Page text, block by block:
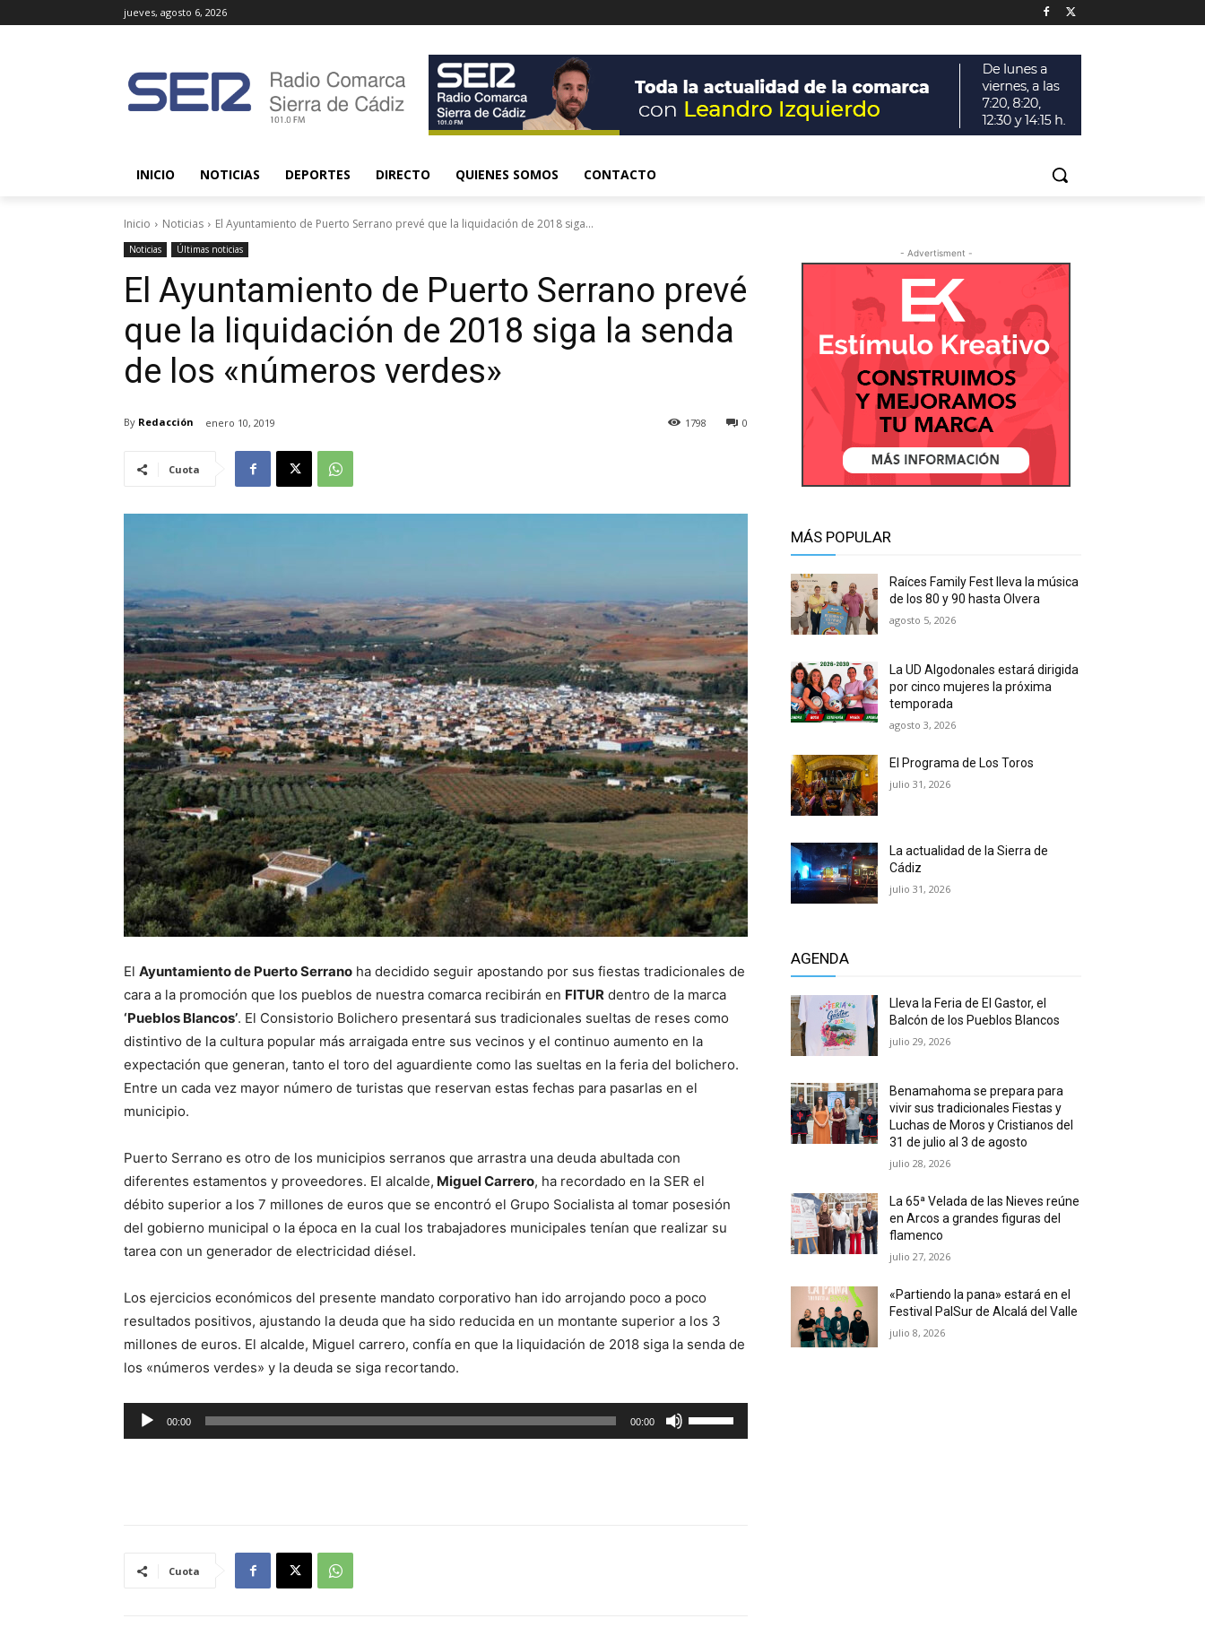
jueves, agosto 6, 2026
INICIO NOTICIAS DEPORTES DIRECTO QUIENES SOMOS CONTACTO
Inicio Noticias El Ayuntamiento de Puerto Serrano prevé que la liquidación de 2018 siga...
Noticias Últimas noticias
El Ayuntamiento de Puerto Serrano prevé
que la liquidación de 2018 siga la senda
de los «números verdes»
By Redacción enero 10, 2019 0
1798
Cuota
El Ayuntamiento de Puerto Serrano ha decidido seguir apostando por sus fiestas tradicionales de
cara a la promoción que los pueblos de nuestra comarca recibirán en FITUR dentro de la marca
‘Pueblos Blancos’. El Consistorio Bolichero presentará sus tradicionales sueltas de reses como
distintivo de la cultura popular más arraigada entre sus vecinos y el continuo aumento en la
expectación que generan, tanto el toro del aguardiente como las sueltas en la feria del bolichero.
Entre un cada vez mayor número de turistas que reservan estas fechas para pasarlas en el
municipio.
Puerto Serrano es otro de los municipios serranos que arrastra una deuda abultada con
diferentes estamentos y proveedores. El alcalde, Miguel Carrero, ha recordado en la SER el
débito superior a los 7 millones de euros que se encontró el Grupo Socialista al tomar posesión
del gobierno municipal o la época en la cual los trabajadores municipales tenían que realizar su
tarea con un generador de electricidad diésel.
Los ejercicios económicos del presente mandato corporativo han ido arrojando poco a poco
resultados positivos, ajustando la deuda que ha sido reducida en un montante superior a los 3
millones de euros. El alcalde, Miguel carrero, confía en que la liquidación de 2018 siga la senda de
los «números verdes» y la deuda se siga recortando.
e
00:00 00:00
t
Cuota
- Advertisment -
MÁS POPULAR
Raíces Family Fest lleva la música
de los 80 y 90 hasta Olvera
agosto 5, 2026
La UD Algodonales estará dirigida
por cinco mujeres la próxima
temporada
agosto 3, 2026
El Programa de Los Toros
julio 31, 2026
La actualidad de la Sierra de
Cádiz
julio 31, 2026
AGENDA
Lleva la Feria de El Gastor, el
Balcón de los Pueblos Blancos
julio 29, 2026
Benamahoma se prepara para
vivir sus tradicionales Fiestas y
Luchas de Moros y Cristianos del
31 de julio al 3 de agosto
julio 28, 2026
La 65ª Velada de las Nieves reúne
en Arcos a grandes figuras del
flamenco
julio 27, 2026
«Partiendo la pana» estará en el
Festival PalSur de Alcalá del Valle
julio 8, 2026